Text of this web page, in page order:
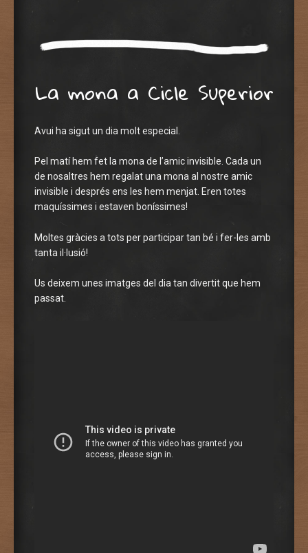
La mona a Cicle Superior
Avui ha sigut un dia molt especial.
Pel matí hem fet la mona de l’amic invisible. Cada un
de nosaltres hem regalat una mona al nostre amic
invisible i després ens les hem menjat. Eren totes
maquíssimes i estaven boníssimes!
Moltes gràcies a tots per participar tan bé i fer-les amb
tanta il·lusió!
Us deixem unes imatges del dia tan divertit que hem
passat.